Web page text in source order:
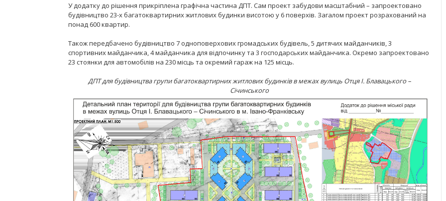
У додатку до рішення прикріплена графічна частина ДПТ. Сам проект забудови масштабний – запроектовано
будівництво 23-х багатоквартирних житлових будинки висотою у 6 поверхів. Загалом проект розрахований на
понад 600 квартир.
Також передбачено будівництво 7 одноповерхових громадських будівель, 5 дитячих майданчиків, 3
спортивних майданчика, 4 майданчика для відпочинку та 3 господарських майданчика. Окремо запроектовано
23 стоянки для автомобілів на 230 місць та окремий гараж на 125 місць.
ДПТ для будівництва групи багатоквартирних житлових будинків в межах вулиць Отця І. Блавацького –
Січинського